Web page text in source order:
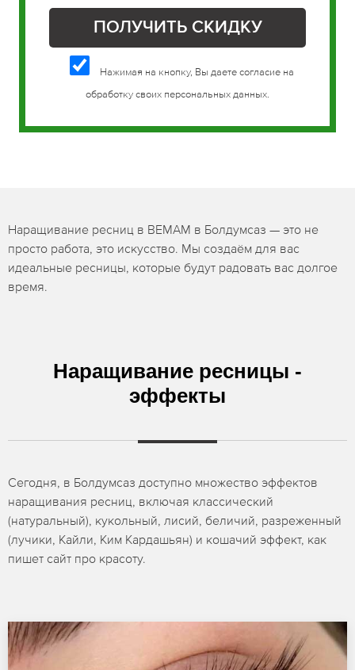
Нажимая на кнопку, Вы даете согласие на
обработку своих персональных данных.
Наращивание ресниц в BEMAM в Болдумсаз — это не
просто работа, это искусство. Мы создаём для вас
идеальные ресницы, которые будут радовать вас долгое
время.
Наращивание ресницы -
эффекты
Сегодня, в Болдумсаз доступно множество эффектов
наращивания ресниц, включая классический
(натуральный), кукольный, лисий, беличий, разреженный
(лучики, Кайли, Ким Кардашьян) и кошачий эффект, как
пишет сайт про красоту.